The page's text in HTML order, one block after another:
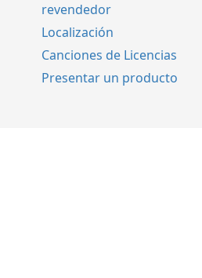
revendedor
Localización
Canciones de Licencias
Presentar un producto